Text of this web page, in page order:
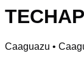
Caaguazu •